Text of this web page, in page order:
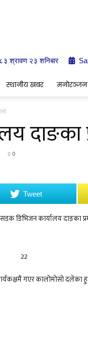
श्रावण २३ शनिबार
स्थानीय खबर मनोरञ्जन
दाङका
0
Tweet
डिभिजन कार्यालय दाङका
गएर कालोमोसो दलेका